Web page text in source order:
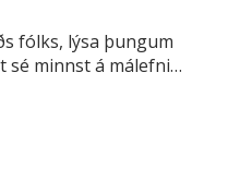
fólks, lýsa þungum
sé minnst á málefni…